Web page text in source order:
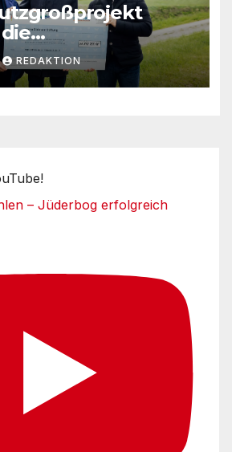
REDAKTION
– Jüderbog erfolgreich